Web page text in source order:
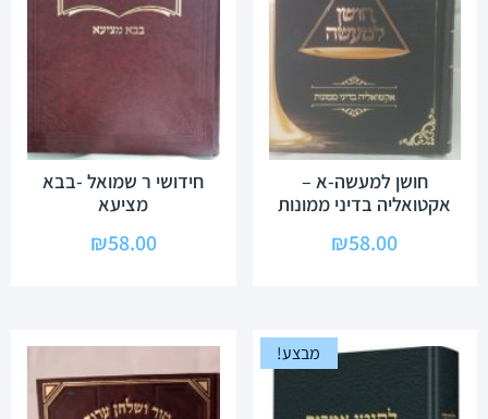
חושן למעשה-א –
אקטואליה בדיני ממונות
₪58.00
חידושי ר שמואל -בבא
מציעא
₪58.00
מבצע!